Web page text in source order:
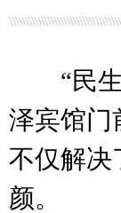
“民生
泽宾馆门
不仅解决
颜。